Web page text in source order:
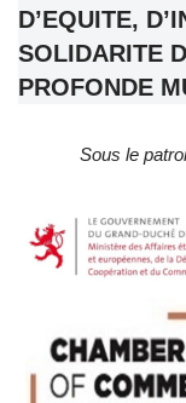
D’EQUITE,
SOLIDARITE
PROFONDE
Sous le